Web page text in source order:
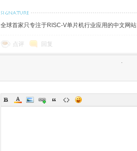
全球首家只专注于RISC-V单片机行业应用的中文网站
点评 回复